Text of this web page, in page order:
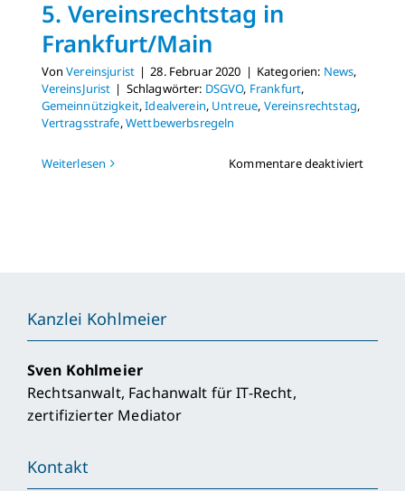
5. Vereinsrechtstag in
Frankfurt/Main
VonVereinsjurist | 28. Februar 2020 | Kategorien: News,
VereinsJurist | Schlagwörter: DSGVO, Frankfurt,
Gemeinnützigkeit,Idealverein, Untreue, Vereinsrechtstag,
Vertragsstrafe,Wettbewerbsregeln
Weiterlesen Kommentare deaktiviertfür
Kanzlei Kohlmeier
Sven Kohlmeier
Rechtsanwalt, Fachanwalt für IT-Recht,
zertifizierter Mediator
Kontakt